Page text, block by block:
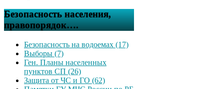
Безопасность населения,
правопорядок….
Безопасность на водоемах (17)
Выборы (7)
Ген. Планы населенных
пунктов СП (26)
Защита от ЧС и ГО (62)